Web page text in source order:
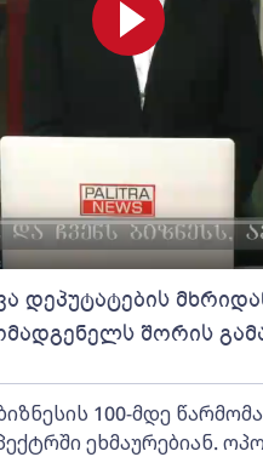
დეპუტატების
შორის
100-მდე
ეხმაურებიან.